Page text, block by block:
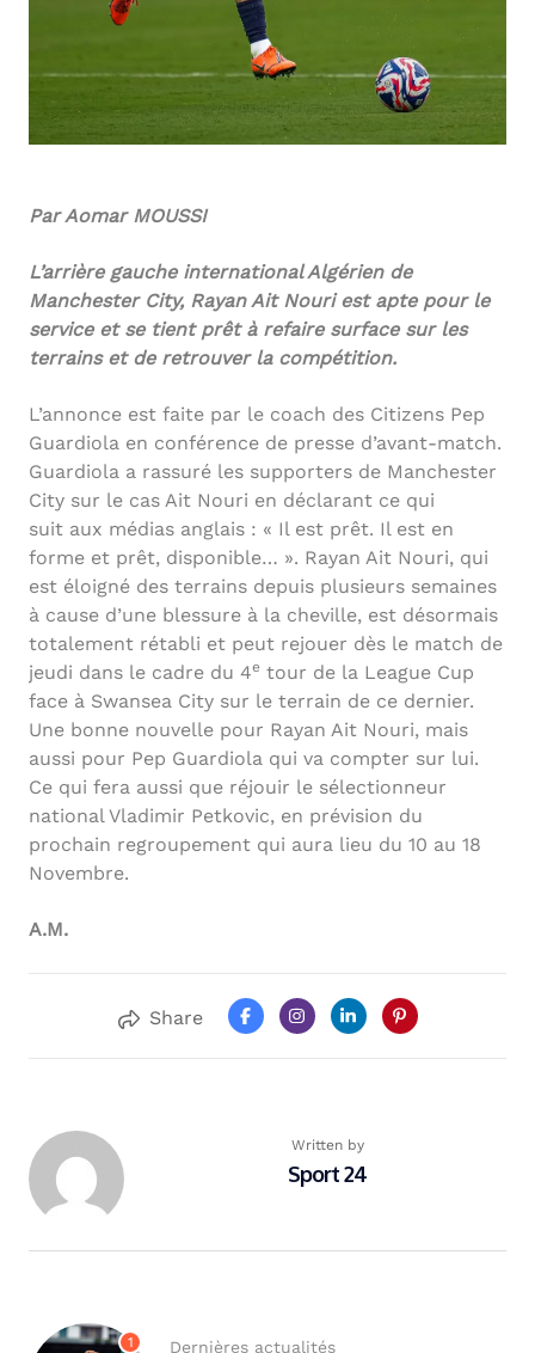
Par Aomar MOUSSI
L’arrière gauche international Algérien de
Manchester City, Rayan Ait Nouri est apte pour le
service et se tient prêt à refaire surface sur les
terrains et de retrouver la compétition.
L’annonce est faite par le coach des Citizens Pep
Guardiola en conférence de presse d’avant-match.
Guardiola a rassuré les supporters de Manchester
City sur le cas Ait Nouri en déclarant ce qui
suit aux médias anglais : « Il est prêt. Il est en
forme et prêt, disponible… ». Rayan Ait Nouri, qui
est éloigné des terrains depuis plusieurs semaines
à cause d’une blessure à la cheville, est désormais
totalement rétabli et peut rejouer dès le match de
jeudi dans le cadre du 4e tour de la League Cup
face à Swansea City sur le terrain de ce dernier.
Une bonne nouvelle pour Rayan Ait Nouri, mais
aussi pour Pep Guardiola qui va compter sur lui.
Ce qui fera aussi que réjouir le sélectionneur
national Vladimir Petkovic, en prévision du
prochain regroupement qui aura lieu du 10 au 18
Novembre.
A.M.
Share
Written by
Sport 24
1 Dernières actualités